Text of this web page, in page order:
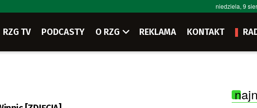
niedziela, 9
RZG TV PODCASTY O RZG REKLAMA KONTAKT